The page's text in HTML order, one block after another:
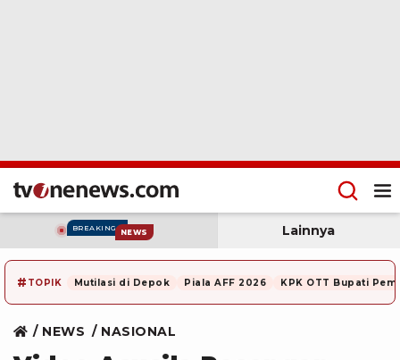
BREAKING NEWS Lainnya
# TOPIK Mutilasi di Depok Piala AFF 2026 KPK OTT Bupati
NEWS NASIONAL